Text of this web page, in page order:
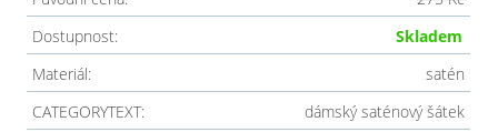
Dostupnost:
Skladem
Materiál:
satén
CATEGORYTEXT:
dámský saténový šátek